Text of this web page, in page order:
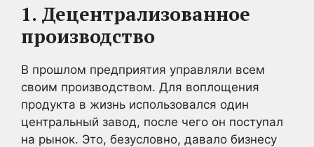
1. Децентрализованное
производство
В прошлом предприятия управляли всем
своим производством. Для воплощения
продукта в жизнь использовался один
центральный завод, после чего он поступал
на рынок. Это, безусловно, давало бизнесу